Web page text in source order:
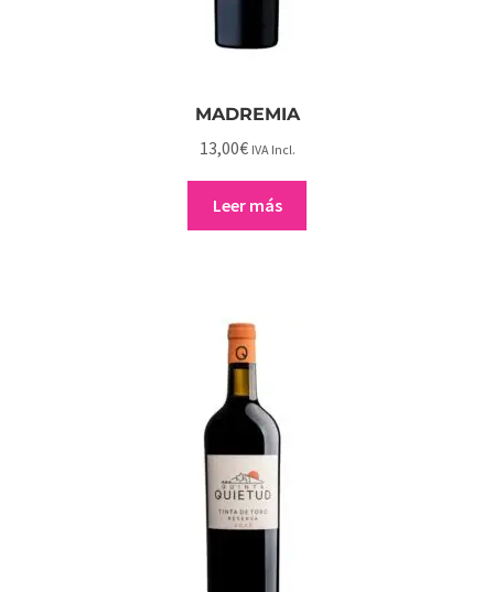
MADREMIA
13,00€ IVA Incl.
Leer más